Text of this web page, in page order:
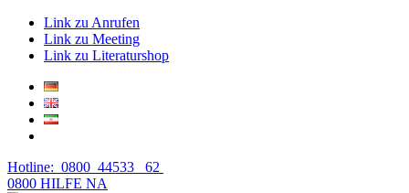
Link zu Anrufen
Link zu Meeting
Link zu Literaturshop
Hotline: 0800 44533 62
0800 HILFE NA